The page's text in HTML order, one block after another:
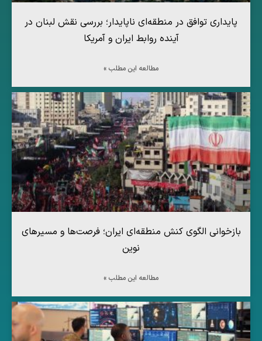
پایداری توافق در منطقه‌ای ناپایدار؛ بررسی نقش لبنان در
آینده روابط ایران و آمریکا
مطالعه این مطلب »
بازخوانی الگوی کنش منطقه‌ای ایران؛ فرصت‌ها و مسیرهای
نوین
مطالعه این مطلب »